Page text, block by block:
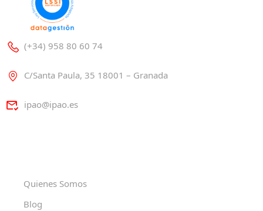
(+34) 958 80 60 74
C/Santa Paula, 35 18001 – Granada
ipao@ipao.es
Quienes Somos
Blog